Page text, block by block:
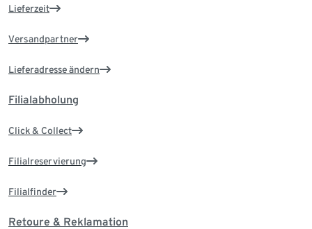
Lieferzeit
Versandpartner
Lieferadresse ändern
Filialabholung
Click & Collect
Filialreservierung
Filialfinder
Retoure & Reklamation